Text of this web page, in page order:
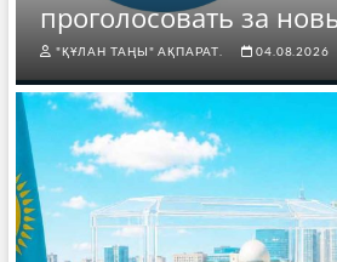
проголосовать за
"ҚҰЛАН ТАҢЫ" АҚПАРАТ. 04.08.2026